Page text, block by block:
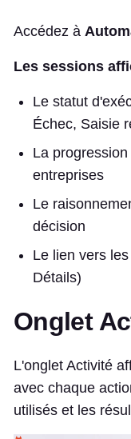
Accédez à
Les sessions
Le statut
Échec, Saisie
La
entreprises
Le
décision
Le lien vers
Détails)
Onglet
L'onglet Activité
avec chaque
utilisés et les